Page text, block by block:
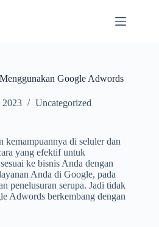
Google Adwords
2023 Uncategorized
kemampuannya di seluler dan
yang efektif untuk
ke bisnis Anda dengan
Anda di Google, pada
penelusuran serupa. Jadi tidak
Adwords berkembang dengan